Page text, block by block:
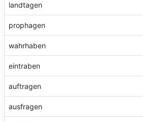
landtagen
prophagen
wahrhaben
eintraben
auftragen
ausfragen